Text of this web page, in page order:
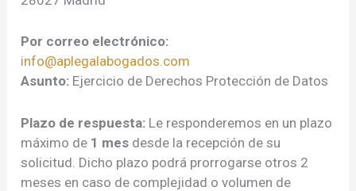
Por correo electrónico:
info@aplegalabogados.com
Asunto: Ejercicio de Derechos Protección de Datos
Plazo de respuesta: Le responderemos en un plazo
máximo de 1 mes desde la recepción de su
solicitud. Dicho plazo podrá prorrogarse otros 2
meses en caso de complejidad o volumen de